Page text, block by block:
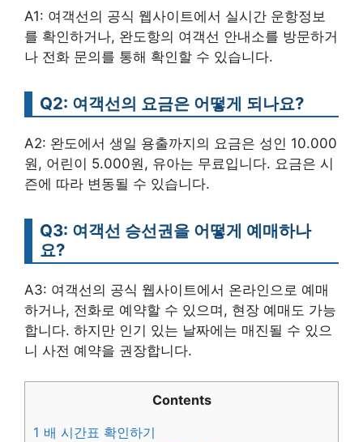
A1: 여객선의 공식 웹사이트에서 실시간 운항정보
를 확인하거나, 완도항의 여객선 안내소를 방문하거
나 전화 문의를 통해 확인할 수 있습니다.
Q2: 여객선의 요금은 어떻게 되나요?
A2: 완도에서 생일 용출까지의 요금은 성인 10.000
원, 어린이 5.000원, 유아는 무료입니다. 요금은 시
즌에 따라 변동될 수 있습니다.
Q3: 여객선 승선권을 어떻게 예매하나
요?
A3: 여객선의 공식 웹사이트에서 온라인으로 예매
하거나, 전화로 예약할 수 있으며, 현장 예매도 가능
합니다. 하지만 인기 있는 날짜에는 매진될 수 있으
니 사전 예약을 권장합니다.
Contents
1 배 시간표 확인하기